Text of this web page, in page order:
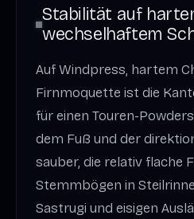
Stabilität auf
wechselhaftem
Auf Windpress, hartem
Firnmoquette ist die
für einen Touren-
dem Fuß und der
sauber, die relativ flache
Stemmbögen in
Sastrugi und eisigen